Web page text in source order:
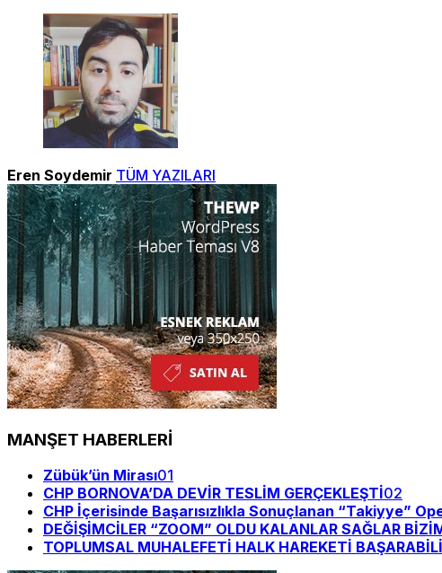
Eren Soydemir TÜM YAZILARI
MANŞET HABERLERİ
Zübük’ün Mirası01
CHP BORNOVA’DA DEVİR TESLİM GERÇEKLEŞTİ02
CHP İçerisinde Başarısızlıkla Sonuçlanan “Takiyye”
DEĞİŞİMCİLER “ZOOM” OLDU KALANLAR SAĞLAR
TOPLUMSAL MUHALEFETİ HALK HAREKETİ